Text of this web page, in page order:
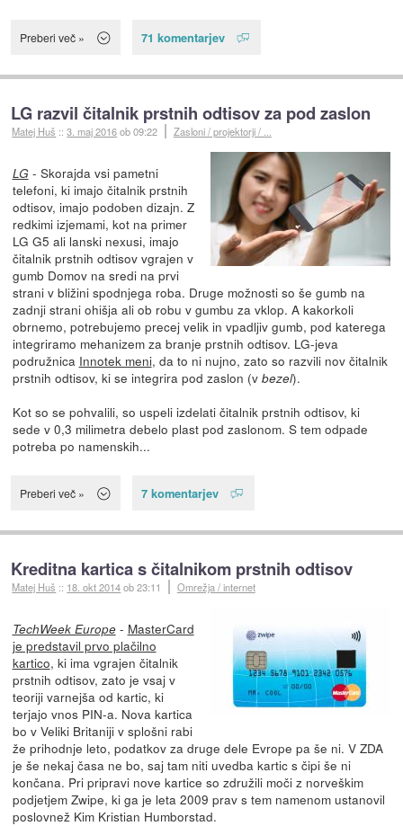
Preberi več » 71 komentarjev
LG razvil čitalnik prstnih odtisov za pod zaslon
Matej Huš ::3. maj 2016ob 09:22 Zasloni / projektorji / ...
LG- Skorajda vsi pametni
telefoni, ki imajo čitalnik prstnih
odtisov, imajo podoben dizajn. Z
redkimi izjemami, kot na primer
LG G5 ali lanski nexusi, imajo
čitalnik prstnih odtisov vgrajen v
gumb Domov na sredi na prvi
strani v bližini spodnjega roba. Druge možnosti so še gumb na
zadnji strani ohišja ali ob robu v gumbu za vklop. A kakorkoli
obrnemo, potrebujemo precej velik in vpadljiv gumb, pod katerega
integriramo mehanizem za branje prstnih odtisov. LG-jeva
podružnica Innotek meni, da to ni nujno, zato so razvili nov čitalnik
prstnih odtisov, ki se integrira pod zaslon (v bezel).
Kot so se pohvalili, so uspeli izdelati čitalnik prstnih odtisov, ki
sede v 0,3 milimetra debelo plast pod zaslonom. S tem odpade
potreba po namenskih...
Preberi več » 7 komentarjev
Kreditna kartica s čitalnikom prstnih odtisov
Matej Huš :: 18. okt 2014ob 23:11 Omrežja / internet
TechWeek Europe- MasterCard
je predstavil prvo plačilno
kartico, ki ima vgrajen čitalnik
prstnih odtisov, zato je vsaj v
teoriji varnejša od kartic, ki
terjajo vnos PIN-a. Nova kartica
bo v Veliki Britaniji v splošni rabi
že prihodnje leto, podatkov za druge dele Evrope pa še ni. V ZDA
je še nekaj časa ne bo, saj tam niti uvedba kartic s čipi še ni
končana. Pri pripravi nove kartice so združili moči z norveškim
podjetjem Zwipe, ki ga je leta 2009 prav s tem namenom ustanovil
poslovnež Kim Kristian Humborstad.